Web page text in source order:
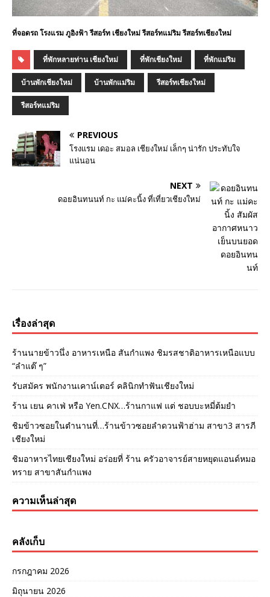
ที่จอดรถ โรงแรม ภูอิงฟ้า รีสอร์ท เชียงใหม่ รีสอร์ทแม่ริม รีสอร์ทเชียงใหม่
ที่พักหลายท่าน เชียงใหม่ ที่พักเชียงใหม่ ที่พักแม่ริม
บ้านพักเชียงใหม่ บ้านพักแม่ริม รีสอร์ทเชียงใหม่
รีสอร์ทแม่ริม
PREVIOUS
โรงแรม เดอะ สมอล เชียงใหม่ เล็กๆ น่ารัก ประทับใจ
แน่นอน
NEXT
ดอยอินทนนท์ กะ แม่คะนิ้ง ที่เที่ยวเชียงใหม่
เรื่องล่าสุด
ร้านนายข้าวนึ่ง อาหารเหนือ สันกำแพง ชิมรสชาติอาหารเหนือแบบ
“ลำแต๊ ๆ”
รับสมัคร พนักงานเคาน์เตอร์ คลินิกทำฟันเชียงใหม่
ร้าน เยน คาเฟ่ หรือ Yen.CNX…ร้านกาแฟ แต่ ชอบบะหมี่ต้มยำ
ชิมข้าวซอยในตำนานที่…ร้านข้าวซอยลำดวนฟ้าฮ่าม สาขา3 สารภี
เชียงใหม่
ชิมอาหารไทยเชียงใหม่ อร่อยที่ ร้าน ครัวอาจารย์สายหยุดแอนด์หมอ
ทราย สาขาสันกำแพง
ความเห็นล่าสุด
คลังเก็บ
กรกฎาคม 2026
มิถุนายน 2026